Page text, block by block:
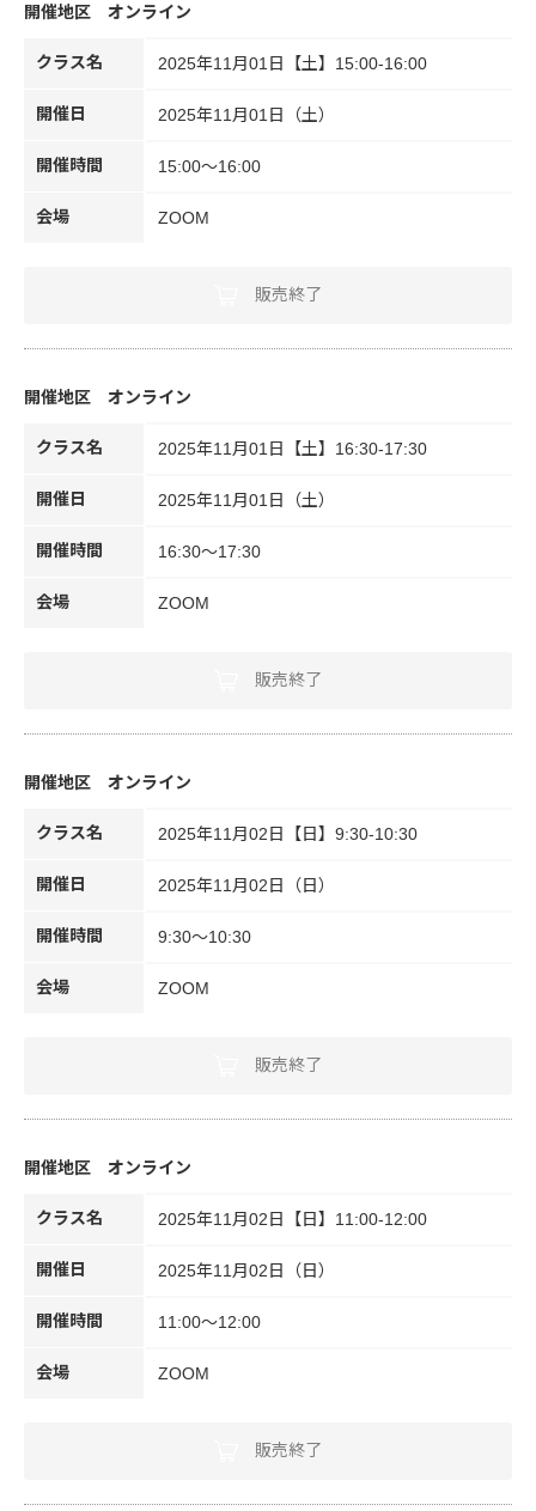
オンライン
クラス名 2025年11月01日【土】15:00-16:00
開催日 2025年11月01日（土）
開催時間 15:00～16:00
会場 ZOOM
販売終了
オンライン
クラス名 2025年11月01日【土】16:30-17:30
開催日 2025年11月01日（土）
開催時間 16:30～17:30
会場 ZOOM
販売終了
オンライン
クラス名 2025年11月02日【日】9:30-10:30
開催日 2025年11月02日（日）
開催時間 9:30～10:30
会場 ZOOM
販売終了
オンライン
クラス名 2025年11月02日【日】11:00-12:00
開催日 2025年11月02日（日）
開催時間 11:00～12:00
会場 ZOOM
販売終了